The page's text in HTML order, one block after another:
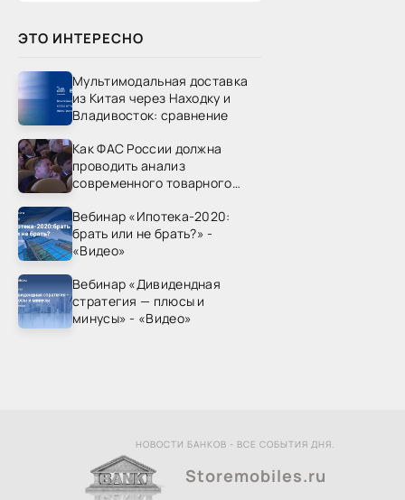
ЭТО ИНТЕРЕСНО
Мультимодальная доставка
из Китая через Находку и
Владивосток: сравнение
Как ФАС России должна
проводить анализ
современного товарного
России»
Вебинар «Ипотека-2020:
брать или не брать?» -
«Видео»
Вебинар «Дивидендная
стратегия — плюсы и
минусы» - «Видео»
Storemobiles.ru
НОВОСТИ БАНКОВ - ВСЕ СОБЫТИЯ ДНЯ.